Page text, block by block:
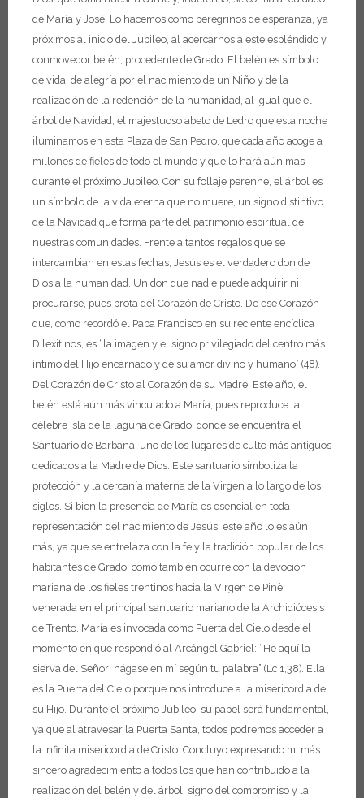
de María y José. Lo hacemos como peregrinos de esperanza, ya
próximos al inicio del Jubileo, al acercarnos a este espléndido y
conmovedor belén, procedente de Grado. El belén es símbolo
de vida, de alegría por el nacimiento de un Niño y de la
realización de la redención de la humanidad, al igual que el
árbol de Navidad, el majestuoso abeto de Ledro que esta noche
iluminamos en esta Plaza de San Pedro, que cada año acoge a
millones de fieles de todo el mundo y que lo hará aún más
durante el próximo Jubileo. Con su follaje perenne, el árbol es
un símbolo de la vida eterna que no muere, un signo distintivo
de la Navidad que forma parte del patrimonio espiritual de
nuestras comunidades. Frente a tantos regalos que se
intercambian en estas fechas, Jesús es el verdadero don de
Dios a la humanidad. Un don que nadie puede adquirir ni
procurarse, pues brota del Corazón de Cristo. De ese Corazón
que, como recordó el Papa Francisco en su reciente encíclica
Dilexit nos, es “la imagen y el signo privilegiado del centro más
íntimo del Hijo encarnado y de su amor divino y humano” (48).
Del Corazón de Cristo al Corazón de su Madre. Este año, el
belén está aún más vinculado a María, pues reproduce la
célebre isla de la laguna de Grado, donde se encuentra el
Santuario de Barbana, uno de los lugares de culto más antiguos
dedicados a la Madre de Dios. Este santuario simboliza la
protección y la cercanía materna de la Virgen a lo largo de los
siglos. Si bien la presencia de María es esencial en toda
representación del nacimiento de Jesús, este año lo es aún
más, ya que se entrelaza con la fe y la tradición popular de los
habitantes de Grado, como también ocurre con la devoción
mariana de los fieles trentinos hacia la Virgen de Pinè,
venerada en el principal santuario mariano de la Archidiócesis
de Trento. María es invocada como Puerta del Cielo desde el
momento en que respondió al Arcángel Gabriel: “He aquí la
sierva del Señor; hágase en mí según tu palabra” (Lc 1,38). Ella
es la Puerta del Cielo porque nos introduce a la misericordia de
su Hijo. Durante el próximo Jubileo, su papel será fundamental,
ya que al atravesar la Puerta Santa, todos podremos acceder a
la infinita misericordia de Cristo. Concluyo expresando mi más
sincero agradecimiento a todos los que han contribuido a la
realización del belén y del árbol, signo del compromiso y la